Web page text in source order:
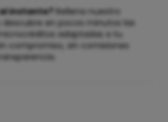
instante? Rellena nuestro
descubre en pocos minutos las
adaptadas a tu
compromiso, sin comisiones